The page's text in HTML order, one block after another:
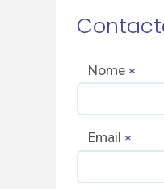
Nome
Email